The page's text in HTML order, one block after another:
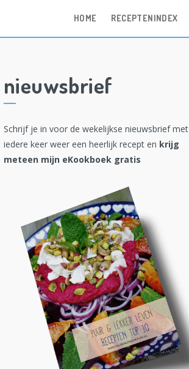
HOME RECEPTENINDEX
nieuwsbrief
Schrijf je in voor de wekelijkse nieuwsbrief met
iedere keer weer een heerlijk recept en krijg
meteen mijn eKookboek gratis